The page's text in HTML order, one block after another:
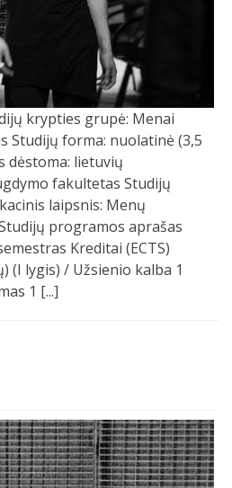
krypties grupė: Menai
Studijų forma: nuolatinė (3,5
dėstoma: lietuvių
fakultetas Studijų
laipsnis: Menų
programos aprašas
Kreditai (ECTS)
(I lygis) / Užsienio kalba 1
1 [...]